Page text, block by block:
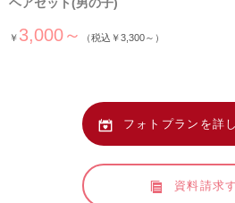
￥ 3,000～ （税込￥3,300～）
フォトプランを詳
資料請求